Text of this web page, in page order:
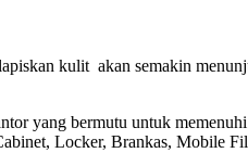
kulit akan semakin
yang bermutu untuk
Locker, Brankas, Mobile